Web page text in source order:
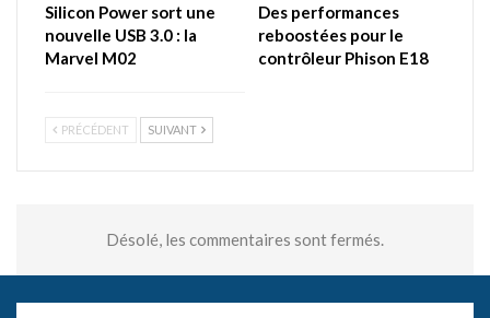
Silicon Power sort une
nouvelle USB 3.0 : la
Marvel M02
Des performances
reboostées pour le
contrôleur Phison E18
PRÉCÉDENT SUIVANT
Désolé, les commentaires sont fermés.